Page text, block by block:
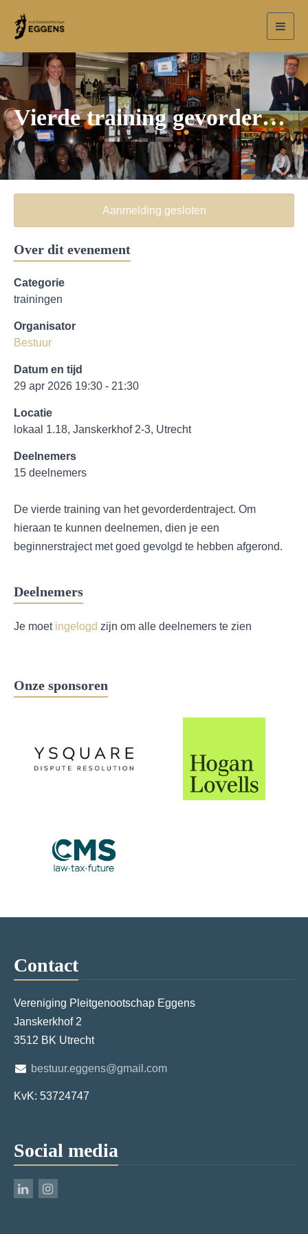
Vierde training gevorderdentraject
Aanmelding gesloten
Over dit evenement
Categorie
trainingen
Organisator
Bestuur
Datum en tijd
29 apr 2026 19:30 - 21:30
Locatie
lokaal 1.18, Janskerkhof 2-3, Utrecht
Deelnemers
15 deelnemers
De vierde training van het gevorderdentraject. Om
hieraan te kunnen deelnemen, dien je een
beginnerstraject met goed gevolgd te hebben afgerond.
Deelnemers
Je moet ingelogd zijn om alle deelnemers te zien
Onze sponsoren
Contact
Vereniging Pleitgenootschap Eggens
Janskerkhof 2
3512 BK Utrecht
bestuur.eggens@gmail.com
KvK: 53724747
Social media